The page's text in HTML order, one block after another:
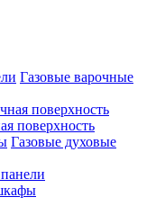
Газовые варочные
поверхность
Газовые духовые